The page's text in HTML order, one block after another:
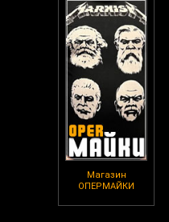
Магазин
ОПЕРМАЙКИ